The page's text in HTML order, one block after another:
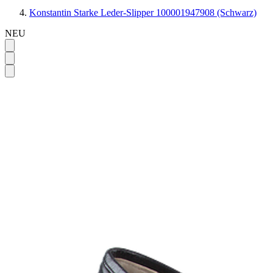
Konstantin Starke Leder-Slipper 100001947908 (Schwarz)
NEU